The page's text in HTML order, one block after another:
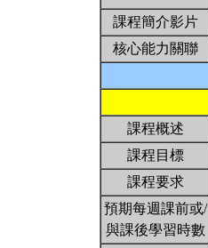
課程簡介影片
核心能力關聯
課程概述
課程目標
課程要求
預期每週課前或/
與課後學習時數